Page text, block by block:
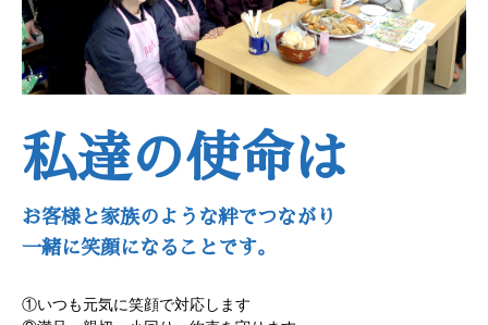
私達の使命は
お客様と家族のような絆でつながり
一緒に笑顔になることです。
①いつも元気に笑顔で対応します